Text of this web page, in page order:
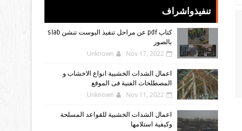
تنفيذواشراف
كتاب pdf عن مراحل تنفيذ البوست تنشن slab
بالصور
Unknown Nov 17, 2022
اعمال الشدات الخشبية انواع الاخشاب و
المصطلحات الفنية فى الموقع
Unknown Nov 11, 2022
اعمال الشدات الخشبية للقواعد المسلحة
وكيفية استلامها